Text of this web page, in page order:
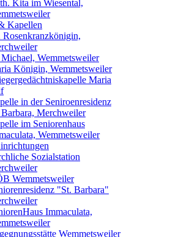
Kita im Wiesental,
Kapellen
Michael, Wemmetsweiler
Königin, Wemmetsweiler
Maria
in der Seniroenresidenz
Barbara, Merchweiler
im Seniorenhaus
Wemmetsweiler
Sozialstation
Wemmetsweiler
"St. Barbara"
Immaculata,
Wemmetsweiler